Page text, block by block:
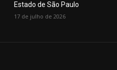
Estado de São Paulo
17 de julho de 2026